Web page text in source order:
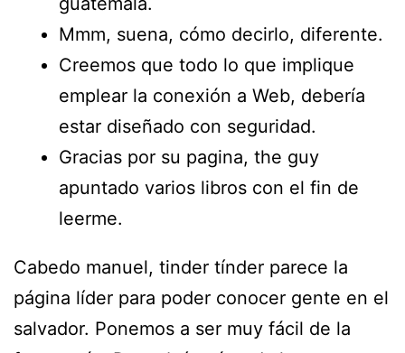
Mmm, suena, cómo decirlo, diferente.
Creemos que todo lo que implique
emplear la conexión a Web, debería
estar diseñado con seguridad.
Gracias por su pagina, the guy
apuntado varios libros con el fin de
leerme.
Cabedo manuel, tinder tínder parece la
página líder para poder conocer gente en el
salvador. Ponemos a ser muy fácil de la